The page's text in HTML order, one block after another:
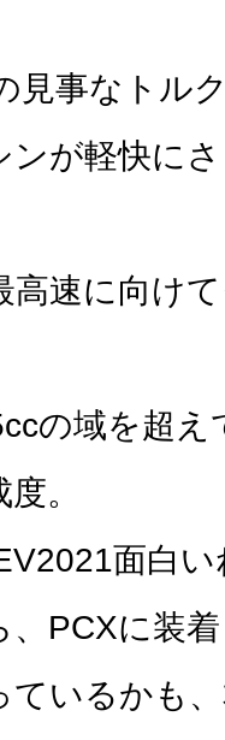
見事なトル
ンが軽快に
高速に向け
の域を超え
。
面白い
PCXに装
いるかも